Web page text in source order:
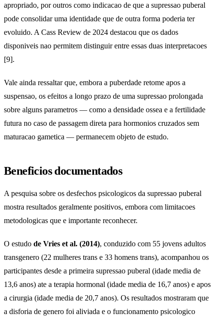
apropriado, por outros como indicacao de que a supressao puberal
pode consolidar uma identidade que de outra forma poderia ter
evoluido. A Cass Review de 2024 destacou que os dados
disponiveis nao permitem distinguir entre essas duas interpretacoes
[9].
Vale ainda ressaltar que, embora a puberdade retome apos a
suspensao, os efeitos a longo prazo de uma supressao prolongada
sobre alguns parametros — como a densidade ossea e a fertilidade
futura no caso de passagem direta para hormonios cruzados sem
maturacao gametica — permanecem objeto de estudo.
Beneficios documentados
A pesquisa sobre os desfechos psicologicos da supressao puberal
mostra resultados geralmente positivos, embora com limitacoes
metodologicas que e importante reconhecer.
O estudo de Vries et al. (2014), conduzido com 55 jovens adultos
transgenero (22 mulheres trans e 33 homens trans), acompanhou os
participantes desde a primeira supressao puberal (idade media de
13,6 anos) ate a terapia hormonal (idade media de 16,7 anos) e apos
a cirurgia (idade media de 20,7 anos). Os resultados mostraram que
a disforia de genero foi aliviada e o funcionamento psicologico